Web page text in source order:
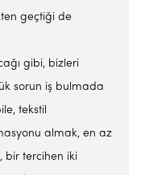
geçtiği de
gibi, bizleri
sorun iş bulmada
tekstil
almak, en az
bir tercihen iki